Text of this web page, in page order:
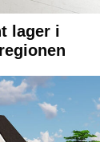
lager i